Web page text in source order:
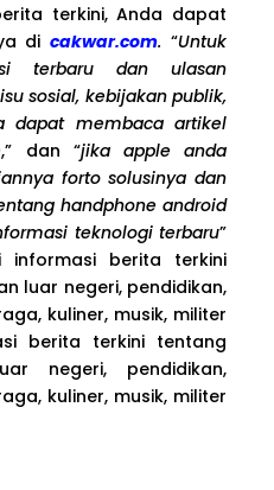
terkini, Anda dapat
dicakwar.com.“Untuk
terbaru dan ulasan
sosial, kebijakan publik,
dapat membaca artikel
,” dan “jika apple anda
forto solusinya dan
handphone android
teknologi terbaru”
informasi berita terkini
luar negeri, pendidikan,
kuliner, musik, militer
berita terkini tentang
negeri, pendidikan,
kuliner, musik, militer